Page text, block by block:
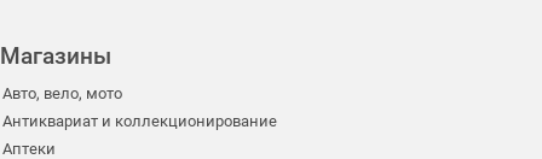
Магазины
Авто, вело, мото
Антиквариат и коллекционирование
Аптеки